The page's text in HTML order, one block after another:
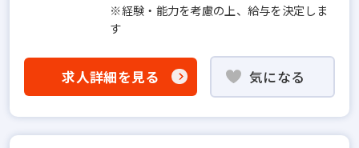
※経験・能力を考慮の上、給与を決定しま
す
求人詳細を見る 気になる